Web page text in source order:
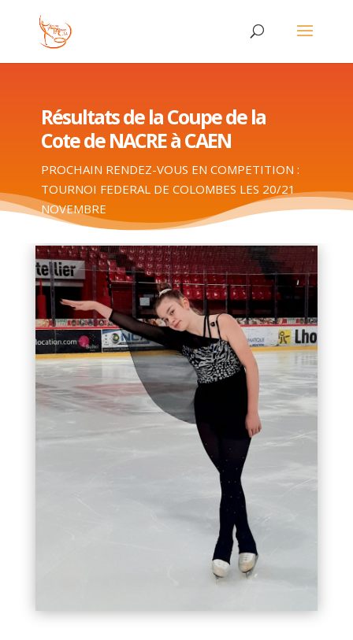
Résultats de la Coupe de la
Cote de NACRE à CAEN
PROCHAIN RENDEZ-VOUS EN COMPETITION :
TOURNOI FEDERAL DE COLOMBES LES 20/21
NOVEMBRE